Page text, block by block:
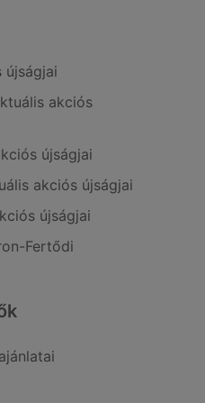
újságjai
akciós
újságjai
akciós újságjai
újságjai
Fertődi